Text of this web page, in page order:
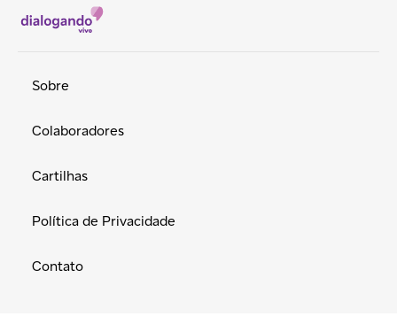
Sobre
Colaboradores
Cartilhas
Política de Privacidade
Contato